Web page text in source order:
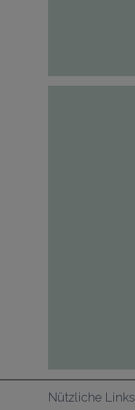
Nützliche Links